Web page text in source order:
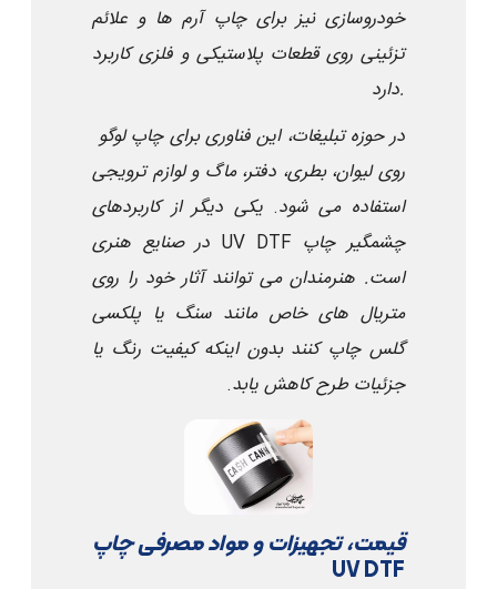
خودروسازی نیز برای چاپ آرم ها و علائم
تزئینی روی قطعات پلاستیکی و فلزی کاربرد
دارد.
در حوزه تبلیغات، این فناوری برای چاپ لوگو
روی لیوان، بطری، دفتر، ماگ و لوازم ترویجی
استفاده می شود.یکی دیگر از کاربردهای
چشمگیر چاپ
در صنایع هنری
است. هنرمندان می توانند آثار خود را روی
متریال های خاص مانند سنگ یا پلکسی
گلس چاپ کنند بدون اینکه کیفیت رنگ یا
جزئیات طرح کاهش یابد.
قیمت، تجهیزات و مواد مصرفی چاپ
UV DTF